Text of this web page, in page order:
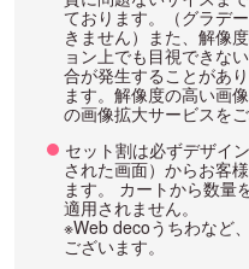
ております。（グラデ
きません）また、解像
ョン上でも目視できな
合が発生することがあ
ます。解像度の高い画
の画像拡大サービスをご
セット割は必ずデザイ
された画面）からお客
ます。 カートから数量
適用されません。
※Web decoうちわなど
ございます。